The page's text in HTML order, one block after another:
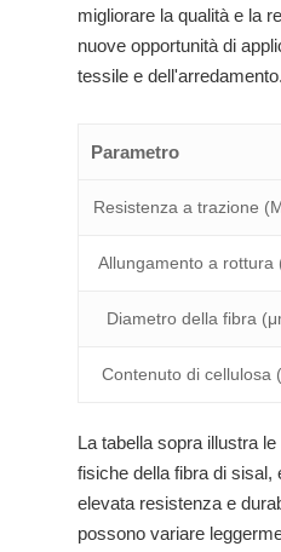
migliorare la qualità e la
nuove opportunità di
tessile e dell'arredamento.
Parametro
Resistenza a trazione
Allungamento a rottura
Diametro della fibra
Contenuto di cellulosa
La tabella sopra illustra
fisiche della fibra di sisal,
elevata resistenza e
possono variare